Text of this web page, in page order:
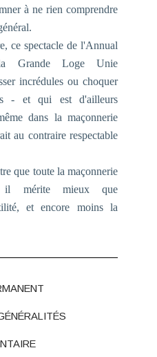
à ne rien comprendre
ce spectacle de l'Annual
Loge Unie
incrédules ou choquer
- et qui est d'ailleurs
dans la maçonnerie
au contraire respectable
que toute la maçonnerie
il mérite mieux que
et encore moins la